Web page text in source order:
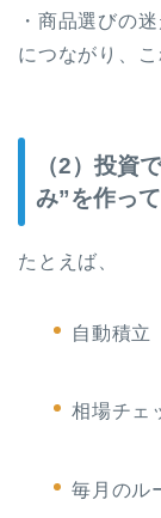
・商品選びの
につながり、こ
（2）投資
み”を作っ
たとえば、
自動積立
相場チェ
毎月のル